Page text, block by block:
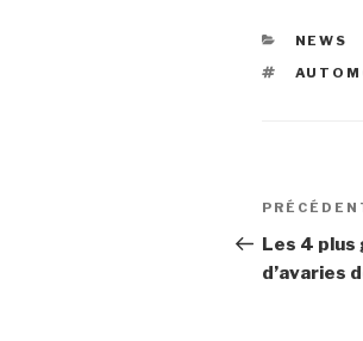
NEWS
de
l’article
Article
précédent
Les 4 plus
d’avaries